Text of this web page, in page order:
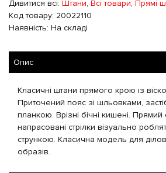
Дивитися всі: Штани, Всі товари, Прямі
Код товару: 20022110
Наявність: На складі
Опис
Класичні штани прямого крою із
Приточений пояс зі шльовками,
планкою. Врізні бічні кишені. Прямий
напрасовані стрілки візуально
стрункою. Класична модель для
образів.